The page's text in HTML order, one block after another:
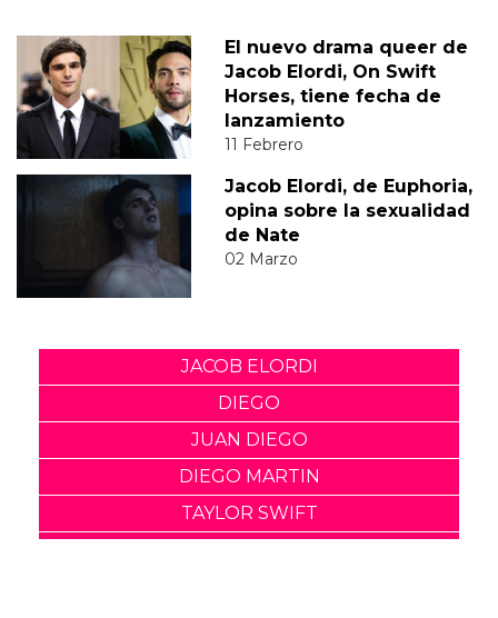
El nuevo drama queer de
Jacob Elordi, On Swift
Horses, tiene fecha de
lanzamiento
11 Febrero
Jacob Elordi, de Euphoria,
opina sobre la sexualidad
de Nate
02 Marzo
JACOB ELORDI
DIEGO
JUAN DIEGO
DIEGO MARTIN
TAYLOR SWIFT